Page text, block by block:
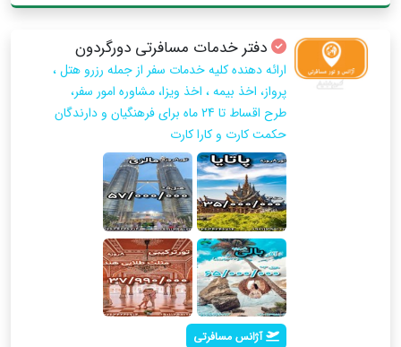
دفتر خدمات مسافرتی دورگردون
ارائه دهنده کلیه خدمات سفر از جمله رزرو هتل ،
پرواز، اخذ بیمه ، اخذ ویزا، مشاوره امور سفر،
طرح اقساط تا 24 ماه برای فرهنگیان و دارندگان
حکمت کارت و کارا کارت
آژانس مسافرتی